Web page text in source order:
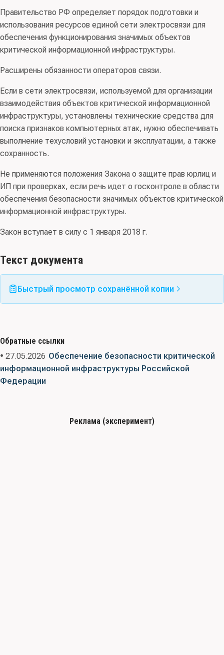
Правительство РФ определяет порядок подготовки и
использования ресурсов единой сети электросвязи для
обеспечения функционирования значимых объектов
критической информационной инфраструктуры.
Расширены обязанности операторов связи.
Если в сети электросвязи, используемой для организации
взаимодействия объектов критической информационной
инфраструктуры, установлены технические средства для
поиска признаков компьютерных атак, нужно обеспечивать
выполнение техусловий установки и эксплуатации, а также
сохранность.
Не применяются положения Закона о защите прав юрлиц и
ИП при проверках, если речь идет о госконтроле в области
обеспечения безопасности значимых объектов критической
информационной инфраструктуры.
Закон вступает в силу с 1 января 2018 г.
Текст документа
Быстрый просмотр сохранённой копии
Обратные ссылки
• 27.05.2026 Обеспечение безопасности критической
информационной инфраструктуры Российской
Федерации
Реклама (эксперимент)